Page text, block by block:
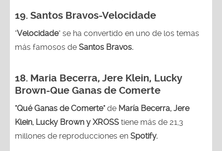
19. Santos Bravos-Velocidade
"Velocidade" se ha convertido en uno de los temas
más famosos de Santos Bravos.
18. Maria Becerra, Jere Klein, Lucky
Brown-Que Ganas de Comerte
"Qué Ganas de Comerte"de María Becerra, Jere
Klein, Lucky Brown y XROSS tiene más de 21,3
millones de reproducciones en Spotify.